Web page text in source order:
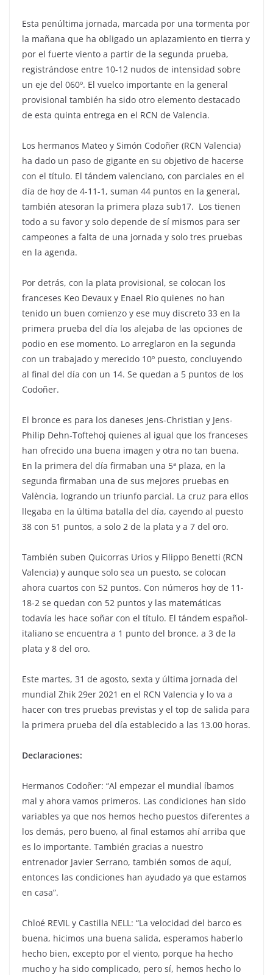
Esta penúltima jornada, marcada por una tormenta por
la mañana que ha obligado un aplazamiento en tierra y
por el fuerte viento a partir de la segunda prueba,
registrándose entre 10-12 nudos de intensidad sobre
un eje del 060º. El vuelco importante en la general
provisional también ha sido otro elemento destacado
de esta quinta entrega en el RCN de Valencia.
Los hermanos Mateo y Simón Codoñer (RCN Valencia)
ha dado un paso de gigante en su objetivo de hacerse
con el título. El tándem valenciano, con parciales en el
día de hoy de 4-11-1, suman 44 puntos en la general,
también atesoran la primera plaza sub17. Los tienen
todo a su favor y solo depende de sí mismos para ser
campeones a falta de una jornada y solo tres pruebas
en la agenda.
Por detrás, con la plata provisional, se colocan los
franceses Keo Devaux y Enael Rio quienes no han
tenido un buen comienzo y ese muy discreto 33 en la
primera prueba del día los alejaba de las opciones de
podio en ese momento. Lo arreglaron en la segunda
con un trabajado y merecido 10º puesto, concluyendo
al final del día con un 14. Se quedan a 5 puntos de los
Codoñer.
El bronce es para los daneses Jens-Christian y Jens-
Philip Dehn-Toftehoj quienes al igual que los franceses
han ofrecido una buena imagen y otra no tan buena.
En la primera del día firmaban una 5ª plaza, en la
segunda firmaban una de sus mejores pruebas en
València, logrando un triunfo parcial. La cruz para ellos
llegaba en la última batalla del día, cayendo al puesto
38 con 51 puntos, a solo 2 de la plata y a 7 del oro.
También suben Quicorras Urios y Filippo Benetti (RCN
Valencia) y aunque solo sea un puesto, se colocan
ahora cuartos con 52 puntos. Con números hoy de 11-
18-2 se quedan con 52 puntos y las matemáticas
todavía les hace soñar con el título. El tándem español-
italiano se encuentra a 1 punto del bronce, a 3 de la
plata y 8 del oro.
Este martes, 31 de agosto, sexta y última jornada del
mundial Zhik 29er 2021 en el RCN Valencia y lo va a
hacer con tres pruebas previstas y el top de salida para
la primera prueba del día establecido a las 13.00 horas.
Declaraciones:
Hermanos Codoñer: “Al empezar el mundial íbamos
mal y ahora vamos primeros. Las condiciones han sido
variables ya que nos hemos hecho puestos diferentes a
los demás, pero bueno, al final estamos ahí arriba que
es lo importante. También gracias a nuestro
entrenador Javier Serrano, también somos de aquí,
entonces las condiciones han ayudado ya que estamos
en casa”.
Chloé REVIL y Castilla NELL: “La velocidad del barco es
buena, hicimos una buena salida, esperamos haberlo
hecho bien, excepto por el viento, porque ha hecho
mucho y ha sido complicado, pero sí, hemos hecho lo